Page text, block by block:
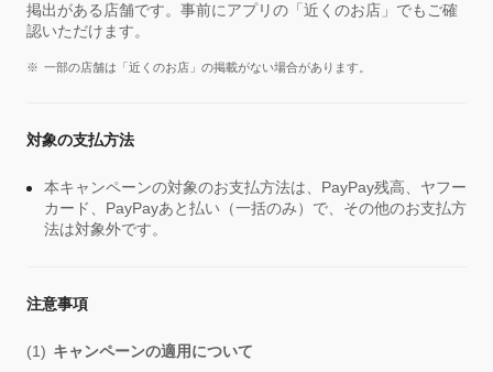
掲出がある店舗です。事前にアプリの「近くのお店」でもご確
認いただけます。
一部の店舗は「近くのお店」の掲載がない場合があります。
対象の支払方法
本キャンペーンの対象のお支払方法は、PayPay残高、ヤフー
カード、PayPayあと払い（一括のみ）で、その他のお支払方
法は対象外です。
注意事項
キャンペーンの適用について